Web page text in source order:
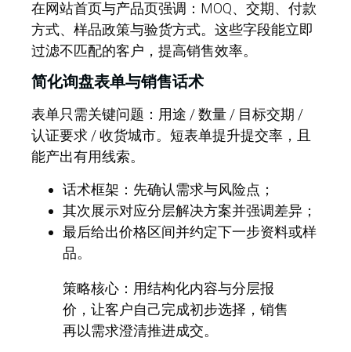
在网站首页与产品页强调：MOQ、交期、付款
方式、样品政策与验货方式。 这些字段能立即
过滤不匹配的客户 ，提高销售效率。
简化询盘表单与销售话术
表单只需关键问题：用途 / 数量 / 目标交期 /
认证要求 / 收货城市。短表单提升提交率，且
能产出有用线索。
话术框架：先确认需求与风险点；
其次展示对应分层解决方案并强调差异；
最后给出价格区间并约定下一步资料或样
品。
策略核心： 用结构化内容与分层报
价，让客户自己完成初步选择，销售
再以需求澄清推进成交。